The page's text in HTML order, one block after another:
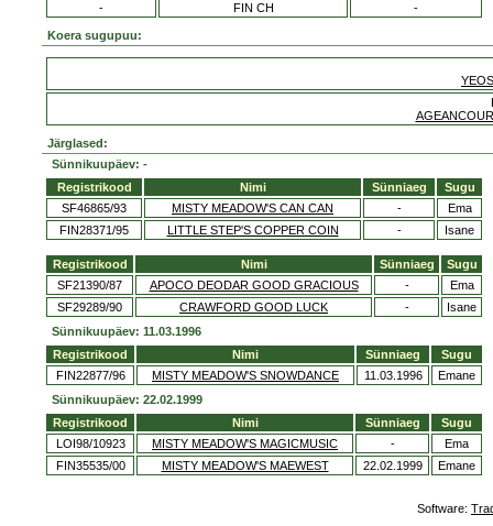
-
FIN CH -
Koera sugupuu:
Järglased:
Sünnikuupäev: -
Registrikood
Nimi Sünniaeg
Sugu
SF46865/93
MISTY MEADOW'S CAN CAN -
Ema
FIN28371/95
LITTLE STEP'S COPPER COIN - Isane
Registrikood Nimi Sünniaeg
Sugu
SF21390/87
APOCO DEODAR GOOD GRACIOUS -
Ema
SF29289/90
CRAWFORD GOOD LUCK -
Isane
Sünnikuupäev: 11.03.1996
Registrikood
Nimi Sünniaeg
Sugu
FIN22877/96
MISTY MEADOW'S SNOWDANCE 11.03.1996
Emane
Sünnikuupäev: 22.02.1999
Registrikood
Nimi Sünniaeg
Sugu
LOI98/10923
MISTY MEADOW'S MAGICMUSIC -
Ema
FIN35535/00
MISTY MEADOW'S MAEWEST 22.02.1999 Emane
Software: